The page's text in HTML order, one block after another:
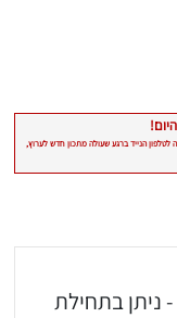
ניתן בתחילת